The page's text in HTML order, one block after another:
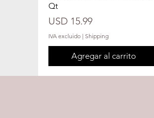
Qt
Precio
USD 15.99
IVA excluido | Shipping
Agregar al carrito